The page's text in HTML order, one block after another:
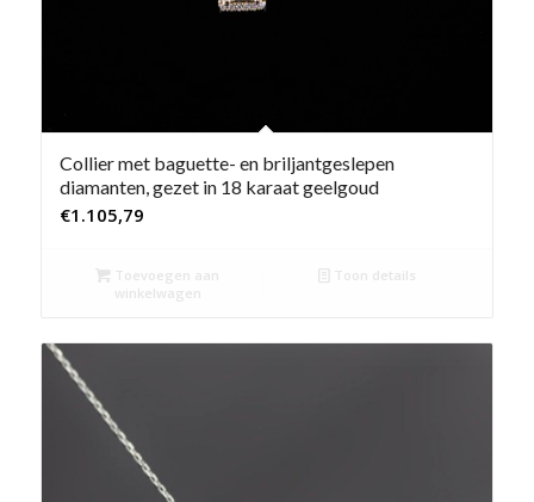
Collier met baguette- en briljantgeslepen
diamanten, gezet in 18 karaat geelgoud
€1.105,79
Toevoegen aan
winkelwagen
Toon details